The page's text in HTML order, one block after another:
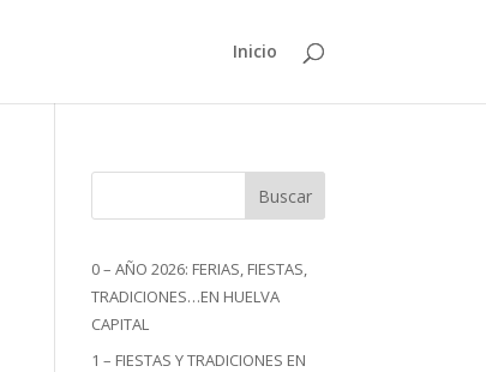
Inicio
Buscar
0 – AÑO 2026: FERIAS, FIESTAS,
TRADICIONES…EN HUELVA
CAPITAL
1 – FIESTAS Y TRADICIONES EN